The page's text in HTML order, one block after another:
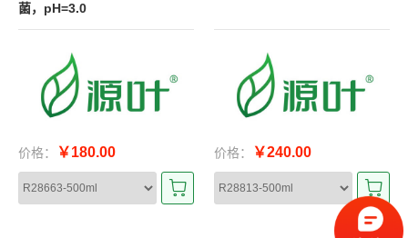
菌，pH=3.0
价格： ￥180.00 价格： ￥240.00